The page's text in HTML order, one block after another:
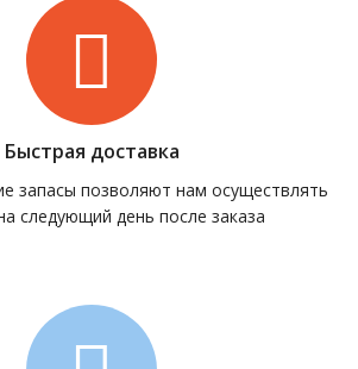
Быстрая доставка
запасы позволяют нам осуществлять
следующий день после заказа